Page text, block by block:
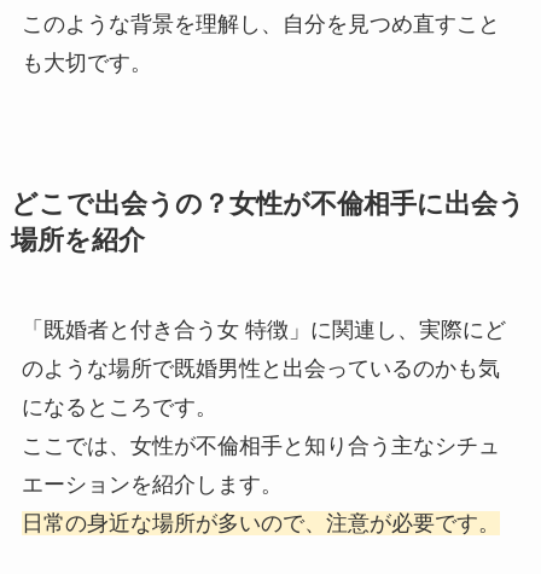
このような背景を理解し、自分を見つめ直すこと
も大切です。
どこで出会うの？女性が不倫相手に出会う
場所を紹介
「既婚者と付き合う女 特徴」に関連し、実際にど
のような場所で既婚男性と出会っているのかも気
になるところです。
ここでは、女性が不倫相手と知り合う主なシチュ
エーションを紹介します。
日常の身近な場所が多いので、注意が必要です。